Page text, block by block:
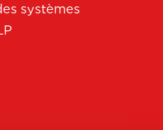
systèmes